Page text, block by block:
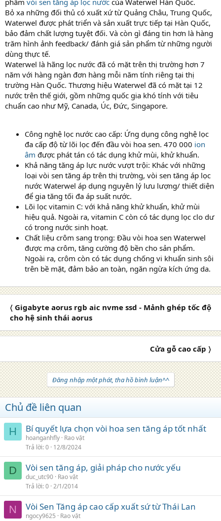
Bỏ xa những đối thủ có xuất xứ từ Quảng Châu, Trung Quốc,
Waterwel được phát triển và sản xuất trực tiếp tại Hàn Quốc,
bảo đảm chất lượng tuyệt đối. Và còn gì đáng tin hơn là hàng
trăm hình ảnh feedback/ đánh giá sản phẩm từ những người
dùng thực tế.
Waterwel là hãng lọc nước đã có mặt trên thị trường hơn 7
năm với hàng ngàn đơn hàng mỗi năm tính riêng tại thị
trường Hàn Quốc. Thương hiệu Waterwel đã có mặt tại 12
nước trên thế giới, gồm những quốc gia khó tính với tiêu
chuẩn cao như Mỹ, Canada, Úc, Đức, Singapore.
Công nghệ lọc nước cao cấp: Ứng dụng công nghệ lọc
đa cấp độ từ lõi lọc đến đầu vòi hoa sen. 470 000 ion
âm được phát tán có tác dụng khử mùi, khử khuẩn.
Khả năng tăng áp lực nước vượt trội: Khác với những
loại vòi sen tăng áp trên thị trường, vòi sen tăng áp lọc
nước Waterwel áp dụng nguyên lý lưu lượng/ thiết diện
để gia tăng tối đa áp suất nước.
Lõi lọc vitamin C: với khả năng khử khuẩn, khử mùi
hiệu quả. Ngoài ra, vitamin C còn có tác dụng lọc clo dư
có trong nước sinh hoạt.
Chất liệu crôm sang trọng: Đầu vòi hoa sen Waterwel
được mạ crôm, tăng cường độ bền cho sản phẩm.
Ngoài ra, crôm còn có tác dụng chống vi khuẩn sinh sôi
trên bề mặt, đảm bảo an toàn, ngăn ngừa kích ứng da.
〈 Gigabyte aorus rgb aic nvme ssd - Mảnh ghép tốc độ
cho hệ sinh thái aorus
Cửa gỗ cao cấp 〉
Đăng nhập một phát, tha hồ bình luận^^
Chủ đề liên quan
H Bí quyết lựa chọn vòi hoa sen tăng áp tốt nhất
hoanganhfly Rao vặt
Trả lời 0 12/8/2024
D Vòi sen tăng áp, giải pháp cho nước yếu
duc_utc90 Rao vặt
Trả lời 0 2/1/2014
N Vòi Sen Tăng áp cao cấp xuất sứ từ Thái Lan
ngocy9625
Rao vặt